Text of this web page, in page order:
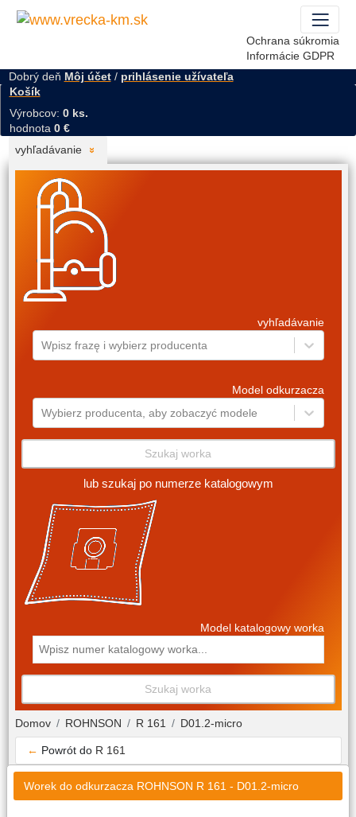
Ochrana súkromia
Informácie GDPR
Dobrý deň Môj účet/ prihlásenie užívateľa
Košík
Výrobcov: 0 ks.
hodnota 0 €
vyhľadávanie
vyhľadávanie
Wpisz frazę i wybierz producenta
Model odkurzacza
Wybierz producenta, aby zobaczyć modele
Szukaj worka
lub szukaj po numerze katalogowym
Model katalogowy worka
Szukaj worka
Domov ROHNSON R 161 D01.2-micro
← Powrót do R 161
Worek do odkurzacza ROHNSON R 161 - D01.2-micro